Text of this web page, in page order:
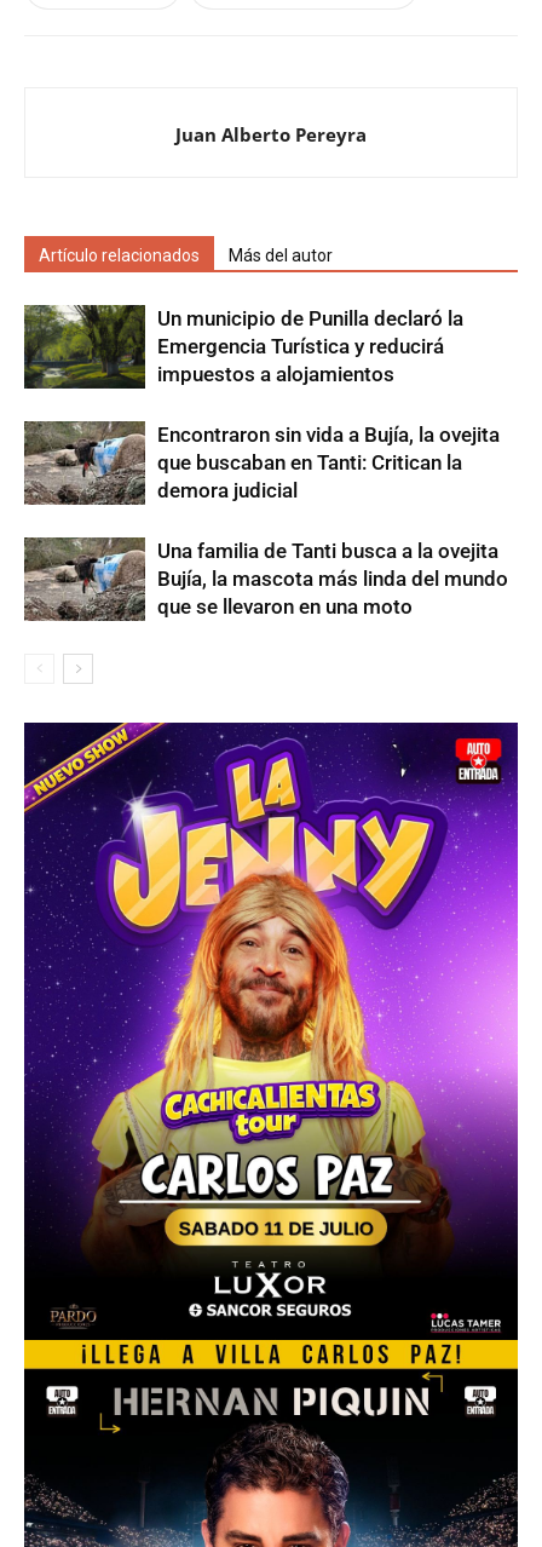
Juan Alberto Pereyra
Artículo relacionados Más del autor
Un municipio de Punilla declaró la
Emergencia Turística y reducirá
impuestos a alojamientos
Encontraron sin vida a Bujía, la ovejita
que buscaban en Tanti: Critican la
demora judicial
Una familia de Tanti busca a la ovejita
Bujía, la mascota más linda del mundo
que se llevaron en una moto